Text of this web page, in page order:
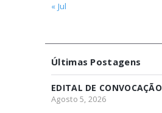
« Jul
Últimas Postagens
EDITAL DE CONVOCAÇÃO
Agosto 5, 2026